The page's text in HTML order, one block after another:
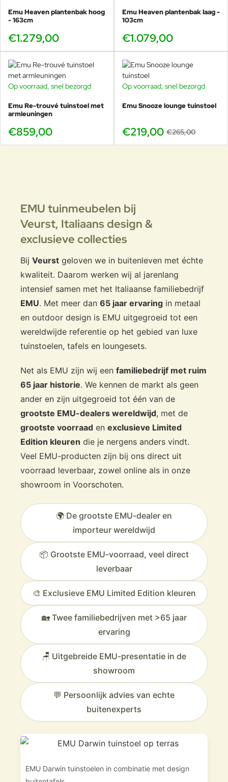
meubels, ook buiten de Holly lijn. Hij brengt structuur en
gebruiksgemak, zonder de hoofdrol te willen.
Wil je binnen Holly blijven, combineer dan ook met de
in dezelfde materialen en uitstraling.
Bekijk alle Holly producten en
maak je set compleet
Wil je de complete collectie zien en onderling combineren?
Waarom de EMU Holly bijzettafel
bestellen bij Veurst
EMU dealeren helpen je graag met combinaties, kleuren
en een complete opstelling. Veel EMU modellen zijn bij ons
te bekijken in de showroom, zodat je niet op foto’s hoeft te
vertrouwen.
Grootste EMU dealer met specialistisch advies
Ideale match met de Holly verstelbare
lounge/dinerstoel
Perfect naast Holly ligbed en voetenbank
Ook mooi bij andere EMU lounge meubels
Emu Heaven plantenbak hoog
- 163cm
€1.279,00
Emu Heaven plantenbak laag -
103cm
€1.079,00
Op voorraad, snel bezorgd
Emu Re-trouvé tuinstoel met
armleuningen
€859,00
-17%
Op voorraad, snel bezorgd
Emu Snooze lounge tuinstoel
€219,00 €265,00
EMU tuinmeubelen bij
Veurst, Italiaans design &
exclusieve collecties
Bij Veurst geloven we in buitenleven met échte
kwaliteit. Daarom werken wij al jarenlang
intensief samen met het Italiaanse familiebedrijf
EMU. Met meer dan 65 jaar ervaring in metaal
en outdoor design is EMU uitgegroeid tot een
wereldwijde referentie op het gebied van luxe
tuinstoelen, tafels en loungesets.
Net als EMU zijn wij een familiebedrijf met ruim
65 jaar historie. We kennen de markt als geen
ander en zijn uitgegroeid tot één van de
grootste EMU-dealers wereldwijd, met de
grootste voorraad en exclusieve Limited
Edition kleuren die je nergens anders vindt.
Veel EMU-producten zijn bij ons direct uit
voorraad leverbaar, zowel online als in onze
showroom in Voorschoten.
🌍 De grootste EMU-dealer en
importeur wereldwijd
📦 Grootste EMU-voorraad, veel direct
leverbaar
🎨 Exclusieve EMU Limited Edition kleuren
🏡 Twee familiebedrijven met >65 jaar
ervaring
🪑 Uitgebreide EMU-presentatie in de
showroom
💬 Persoonlijk advies van echte
buitenexperts
EMU Darwin tuinstoelen in combinatie met design